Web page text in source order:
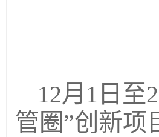
12月1日至
管圈”创新项